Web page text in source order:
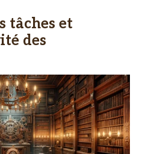
tâches et
des